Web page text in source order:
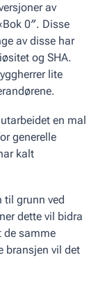
av
0″. Disse
av disse har
og SHA.
lite
en mal
generelle
kalt
til grunn ved
dette vil bidra
de samme
bransjen vil det